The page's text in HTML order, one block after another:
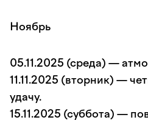
Ноябрь
05.11.2025 (среда) —
11.11.2025 (вторник) —
удачу.
15.11.2025 (суббота) —